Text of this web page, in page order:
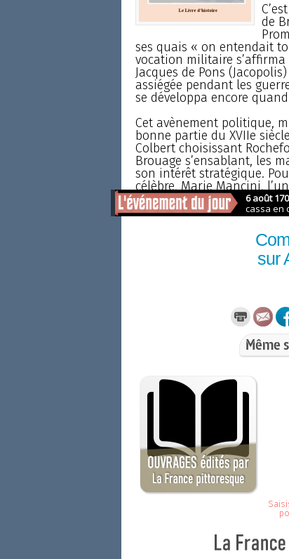
de
ses quais « on entendait
vocation militaire
Jacques de Pons
assiégée pendant les
se développa encore
Cet avènement politique,
bonne partie du XVIIe
Colbert choisissant
Brouage s’ensablant, les
son intérêt stratégique.
célèbre, Marie Mancini,
sur
Même